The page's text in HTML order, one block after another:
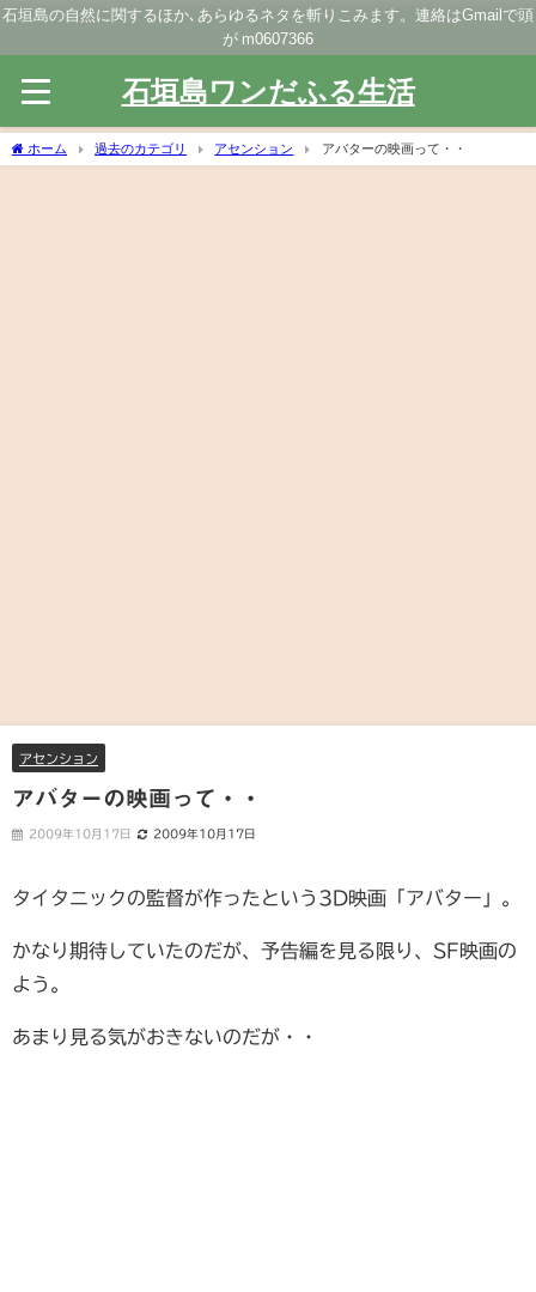
石垣島の自然に関するほか､あらゆるネタを斬りこみます。連絡はGmailで頭
が m0607366
石垣島ワンだふる生活
ホーム 過去のカテゴリ アセンション アバターの映画って・・
アセンション
アバターの映画って・・
2009年10月17日 2009年10月17日
タイタニックの監督が作ったという3D映画「アバター」。
かなり期待していたのだが、予告編を見る限り、SF映画の
よう。
あまり見る気がおきないのだが・・